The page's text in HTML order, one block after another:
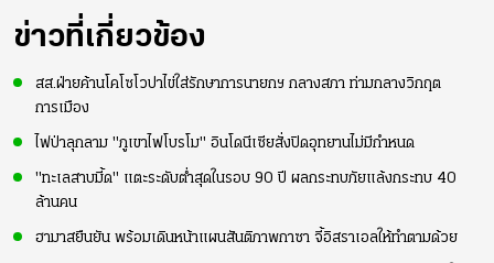
ข่าวที่เกี่ยวข้อง
สส.ฝ่ายค้านโคโซโวปาไข่ใส่รักษาการนายกฯ กลางสภา ท่ามกลางวิกฤต
การเมือง
ไฟป่าลุกลาม "ภูเขาไฟโบรโม" อินโดนีเซียสั่งปิดอุทยานไม่มีกำหนด
"ทะเลสาบมี้ด" แตะระดับต่ำสุดในรอบ 90 ปี ผลกระทบภัยแล้งกระทบ 40
ล้านคน
ฮามาสยืนยัน พร้อมเดินหน้าแผนสันติภาพกาซา จี้อิสราเอลให้ทำตามด้วย